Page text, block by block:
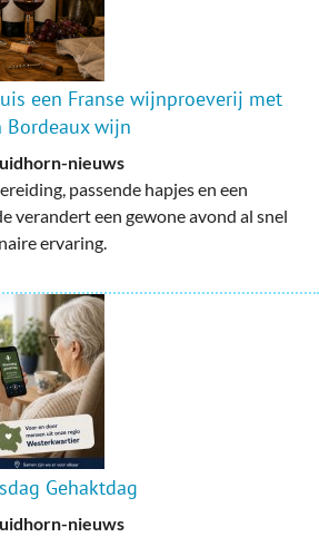
een Franse wijnproeverij met
wijn
nieuws
passende hapjes en een
verandert een gewone avond al snel
ervaring.
Gehaktdag
nieuws